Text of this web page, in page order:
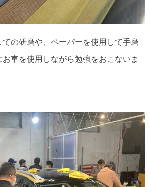
の研磨や、ペーパーを使用して手磨
車を使用しながら勉強をおこないま